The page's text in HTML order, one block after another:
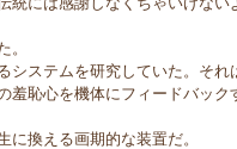
。
ステムを研究していた。それ
恥心を機体にフィードバック
換える画期的な装置だ。